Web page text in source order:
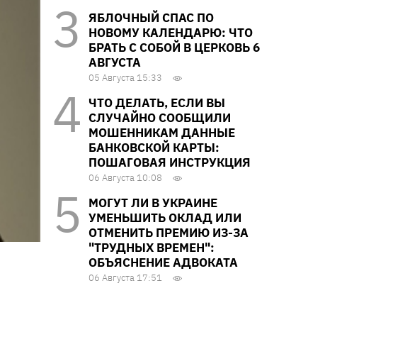
ЯБЛОЧНЫЙ СПАС ПО
НОВОМУ КАЛЕНДАРЮ: ЧТО
БРАТЬ С СОБОЙ В ЦЕРКОВЬ 6
АВГУСТА
05 Августа 15:33
ЧТО ДЕЛАТЬ, ЕСЛИ ВЫ
СЛУЧАЙНО СООБЩИЛИ
МОШЕННИКАМ ДАННЫЕ
БАНКОВСКОЙ КАРТЫ:
ПОШАГОВАЯ ИНСТРУКЦИЯ
06 Августа 10:08
МОГУТ ЛИ В УКРАИНЕ
УМЕНЬШИТЬ ОКЛАД ИЛИ
ОТМЕНИТЬ ПРЕМИЮ ИЗ-ЗА
"ТРУДНЫХ ВРЕМЕН":
ОБЪЯСНЕНИЕ АДВОКАТА
06 Августа 17:51